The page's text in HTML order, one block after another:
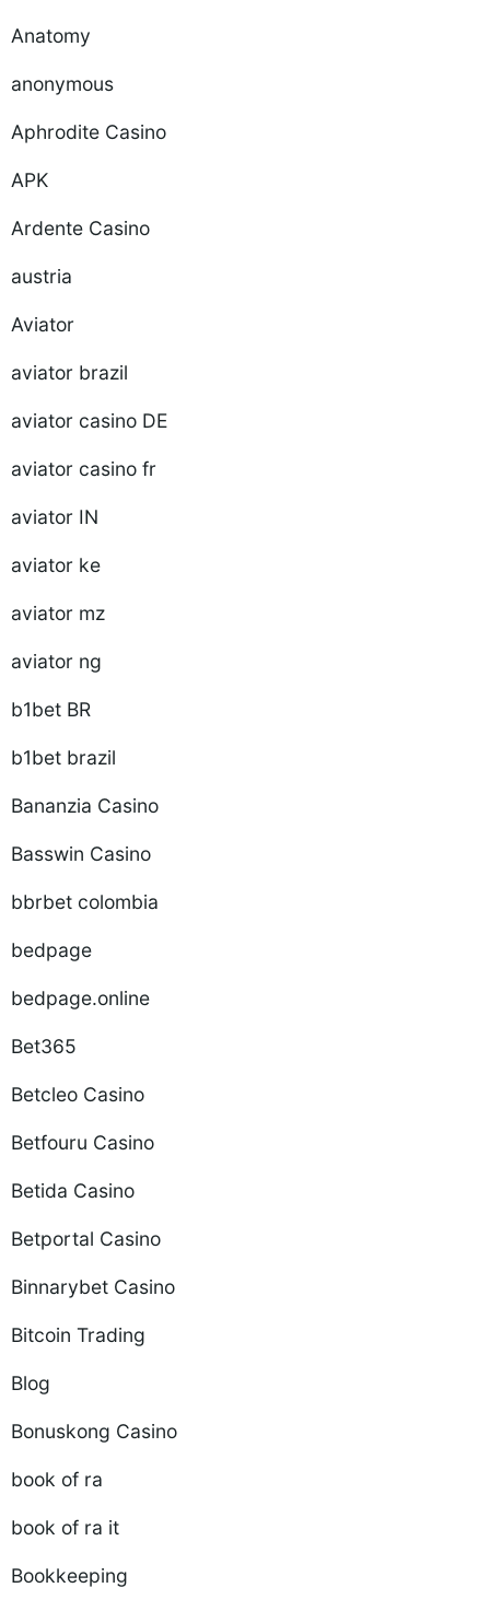
Anatomy
anonymous
Aphrodite Casino
APK
Ardente Casino
austria
Aviator
aviator brazil
aviator casino DE
aviator casino fr
aviator IN
aviator ke
aviator mz
aviator ng
b1bet BR
b1bet brazil
Bananzia Casino
Basswin Casino
bbrbet colombia
bedpage
bedpage.online
Bet365
Betcleo Casino
Betfouru Casino
Betida Casino
Betportal Casino
Binnarybet Casino
Bitcoin Trading
Blog
Bonuskong Casino
book of ra
book of ra it
Bookkeeping